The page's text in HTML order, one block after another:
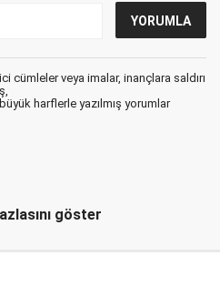
cümleler veya imalar, inançlara saldırı
harflerle yazılmış yorumlar
göster